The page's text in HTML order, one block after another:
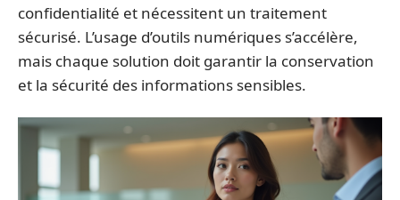
confidentialité et nécessitent un traitement
sécurisé. L’usage d’outils numériques s’accélère,
mais chaque solution doit garantir la conservation
et la sécurité des informations sensibles.